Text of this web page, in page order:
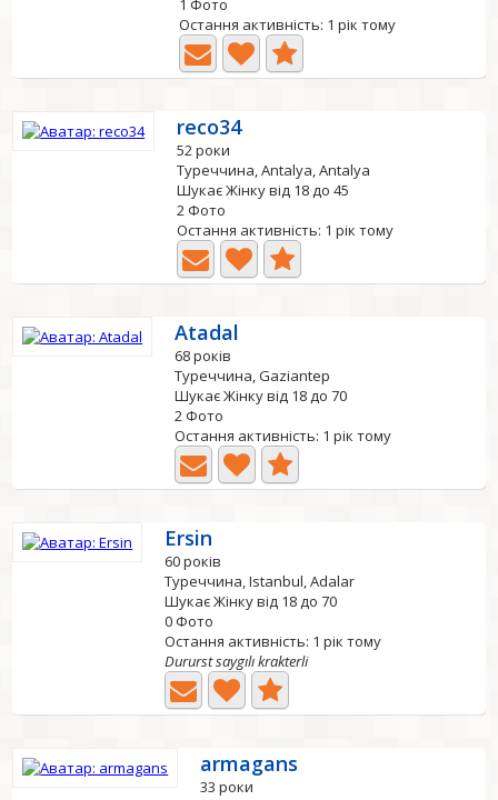
1 Фото
Остання активність: 1 рік тому
reco34
52 роки
Туреччина, Antalya, Antalya
Шукає Жінку від 18 до 45
2 Фото
Остання активність: 1 рік тому
Atadal
68 років
Туреччина, Gaziantep
Шукає Жінку від 18 до 70
2 Фото
Остання активність: 1 рік тому
Ersin
60 років
Туреччина, Istanbul, Adalar
Шукає Жінку від 18 до 70
0 Фото
Остання активність: 1 рік тому
Dururst saygılı krakterli
armagans
33 роки